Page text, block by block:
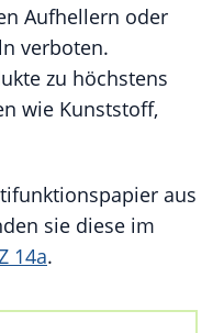
Aufhellern oder
verboten.
zu höchstens
wie Kunststoff,
aus
sie diese im
14a.